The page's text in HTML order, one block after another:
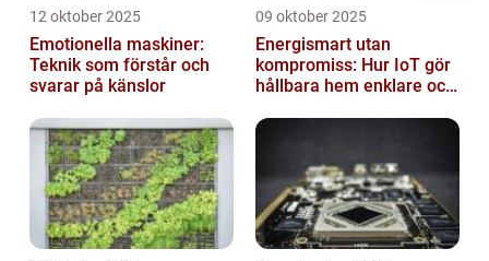
12 oktober 2025
Emotionella maskiner:
Teknik som förstår och
svarar på känslor
09 oktober 2025
Energismart utan
kompromiss: Hur IoT gör
hållbara hem enklare och